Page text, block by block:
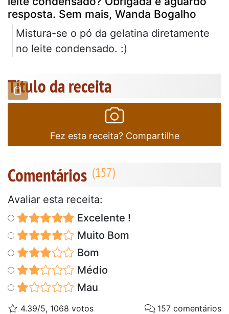
resposta. Sem mais, Wanda Bogalho
Mistura-se o pó da gelatina diretamente
no leite condensado. :)
Título da receita
Fez esta receita? Compartilhe
Comentários
Avaliar esta receita:
Excelente !
Muito Bom
Bom
Médio
Mau
4.39/5, 1068 votos 157 comentários